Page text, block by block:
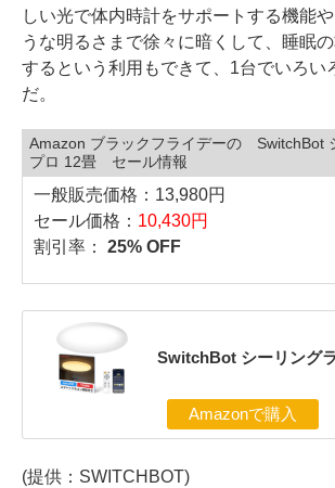
しい光で体内時計をサポートする機能
うな明るさまで徐々に暗くして、睡眠
するという利用もできて、1台でいろい
だ。
Amazon ブラックフライデーの SwitchBot
プロ 12畳 セール情報
一般販売価格：13,980円
セール価格： 10,430円
割引率：
25% OFF
SwitchBot シーリング
Amazonで購入
(提供：SWITCHBOT)